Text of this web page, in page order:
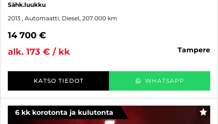
Sähk.luukku
2013 , Automaatti, Diesel, 207 000 km
14 700 €
alk. 173 € / kk
tampere
KATSO TIEDOT WHATSAPP
6 kk korotonta ja kulutonta